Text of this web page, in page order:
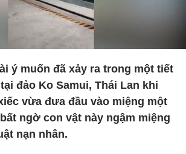
ý muốn đã xảy ra trong một tiết
đảo Ko Samui, Thái Lan khi
vừa đưa đầu vào miệng một
ngờ con vật này ngậm miệng
nạn nhân.